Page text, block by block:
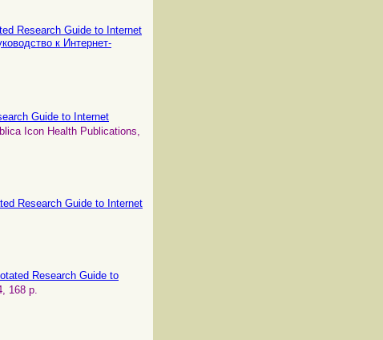
Research Guide to Internet
к Интернет-
Guide to Internet
Icon Health Publications,
Research Guide to Internet
Research Guide to
168 p.